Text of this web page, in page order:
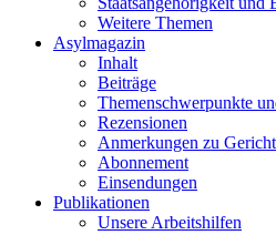
Weitere Themen
Asylmagazin
Inhalt
Beiträge
Themenschwerpunkte
Rezensionen
Anmerkungen zu
Abonnement
Einsendungen
Publikationen
Unsere Arbeitshilfen